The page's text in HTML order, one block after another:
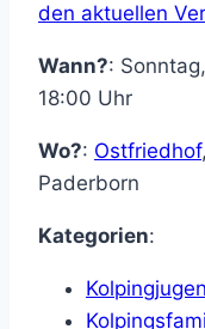
den aktuellen
Wann?:
18:00 Uhr
Wo?: Ostfriedhof,
Paderborn
Kategorien: